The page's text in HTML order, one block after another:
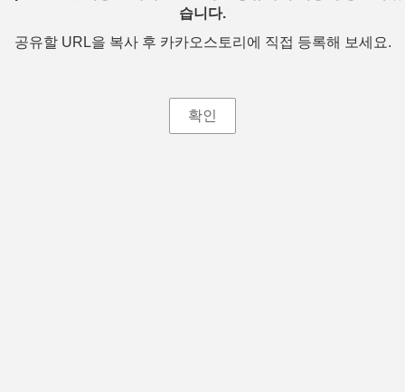
습니다.
공유할 URL을 복사 후 카카오스토리에 직접 등록해 보세요.
확인